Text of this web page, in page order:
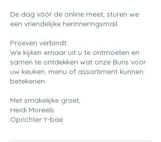
De dag vóór de online meet, sturen we
een vriendelijke herinneringsmail.
Proeven verbindt.
We kijken ernaar uit u te ontmoeten en
samen te ontdekken wat onze Buns voor
uw keuken, menu of assortiment kunnen
betekenen.
Met smakelijke groet,
Heidi Moreels
Oprichter Y-bae